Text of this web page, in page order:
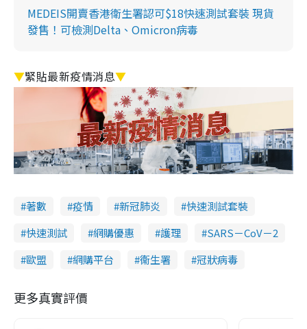
MEDEIS開賣香港衛生署認可$18快速測試套裝 現貨
發售！可檢測Delta、Omicron病毒
▼緊貼最新疫情消息▼
著數 疫情 新冠肺炎
快速測試套裝
快速測試
網購優惠 護理
SARS－CoV－2
歐盟
網購平台 衞生署 冠狀病毒
更多真實評價